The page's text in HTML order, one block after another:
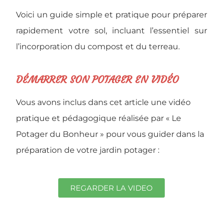
Voici un guide simple et pratique pour préparer
rapidement votre sol, incluant l’essentiel sur
l’incorporation du compost et du terreau.
DÉMARRER SON POTAGER EN VIDÉO
Vous avons inclus dans cet article une vidéo
pratique et pédagogique réalisée par « Le
Potager du Bonheur » pour vous guider dans la
préparation de votre jardin potager :
REGARDER LA VIDEO